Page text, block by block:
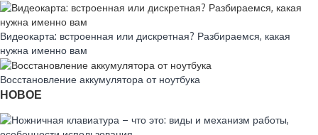
Видеокарта: встроенная или дискретная? Разбираемся, какая
нужна именно вам
Восстановление аккумулятора от ноутбука
НОВОЕ